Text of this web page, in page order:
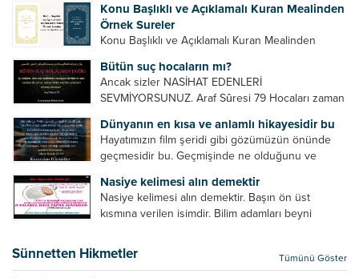
cariyelerinizi dünya hayatının menfaatini elde
etmek için fuhuş yapmaya zorlamayın. Her...
Konu Başlıklı ve Açıklamalı Kuran Mealinden
Örnek Sureler
Konu Başlıklı ve Açıklamalı Kuran Mealinden
Bütün suç hocaların mı?
Ancak sizler NASİHAT EDENLERİ
SEVMİYORSUNUZ. Araf Sûresi 79 Hocaları zaman
geliştirmeleri hususunda bazen açık bazen gizli
tenkitlerde bulunmuşuzdur. Örneğin hocalarda
olması gereken hususları sıralar ve...
Dünyanın en kısa ve anlamlı hikayesidir bu
Hayatımızın film şeridi gibi gözümüzün önünde
geçmesidir bu. Geçmişinde ne olduğunu ve
âyetlere baksın. Hayatı özetler misin sorusuna
verilebilecek en kısa ve bir o...
Nasiye kelimesi alın demektir
Nasiye kelimesi alın demektir. Başın ön üst
kısmına verilen isimdir. Bilim adamları beyni
Beynin ön kısmında bulunan bölüme ön bellek
denir. Bu kısım insan vücudunda...
Sünnetten Hikmetler Tümünü Göster